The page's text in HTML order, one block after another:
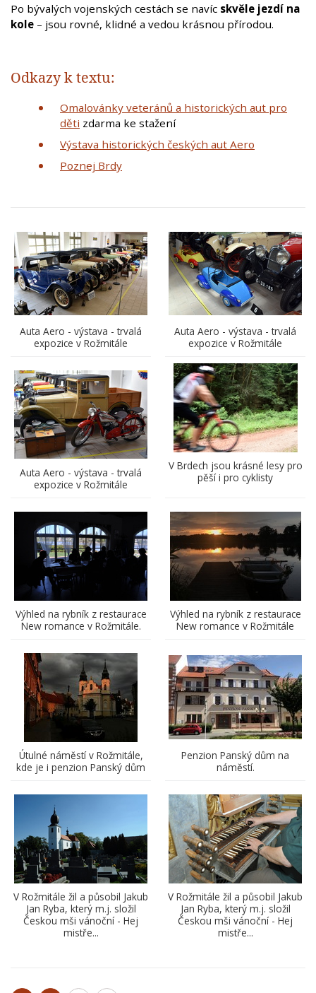
Po bývalých vojenských cestách se navíc skvěle jezdí na
kole – jsou rovné, klidné a vedou krásnou přírodou.
Odkazy k textu:
Omalovánky veteránů a historických aut pro
děti zdarma ke stažení
Výstava historických českých aut Aero
Poznej Brdy
Auta Aero - výstava - trvalá
expozice v Rožmitále
Auta Aero - výstava - trvalá
expozice v Rožmitále
Auta Aero - výstava - trvalá
expozice v Rožmitále
V Brdech jsou krásné lesy pro
pěší i pro cyklisty
Výhled na rybník z restaurace
New romance v Rožmitále.
Výhled na rybník z restaurace
New romance v Rožmitále
Útulné náměstí v Rožmitále,
kde je i penzion Panský dům
Penzion Panský dům na
náměstí.
V Rožmitále žil a působil Jakub
Jan Ryba, který m.j. složil
Českou mši vánoční - Hej
mistře...
V Rožmitále žil a působil Jakub
Jan Ryba, který m.j. složil
Českou mši vánoční - Hej
mistře...